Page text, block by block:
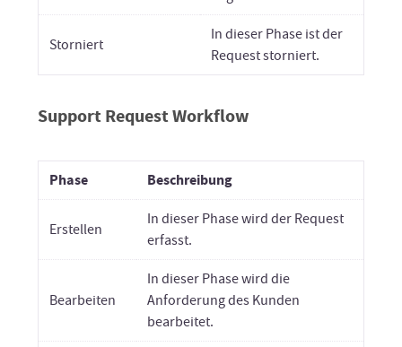
Storniert
In dieser Phase ist der
Request storniert.
Support Request Workflow
Phase Beschreibung
Erstellen
In dieser Phase wird der Request
erfasst.
Bearbeiten
In dieser Phase wird die
Anforderung des Kunden
bearbeitet.